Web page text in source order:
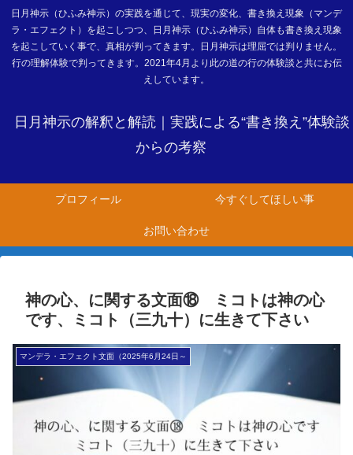
日月神示（ひふみ神示）の実践を通じて、現実の変化、書き換え現象（マンデ
ラ・エフェクト）を起こしつつ、日月神示（ひふみ神示）自体も書き換え現象
を起こしていく事で、真相が判ってきます。日月神示は理屈では判りません。
行の理解体験で判ってきます。2021年4月より此の道の行の体験談と共にお伝
えしています。
日月神示の解釈と解読｜実践による“書き換え”体験談
からの考察
プロフィール 今すぐしてほしい事
お問い合わせ
神の心、に関する文面⑱ ミコトは神の心
です、ミコト（三九十）に生きて下さい
マンデラ・エフェクト文面（2025年6月24日～